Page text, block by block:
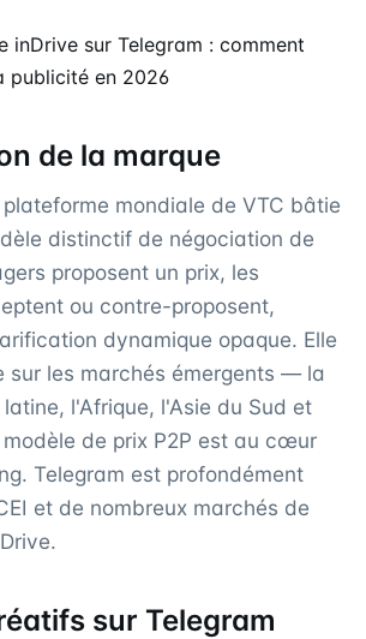
inDrive sur Telegram : comment
publicité en 2026
de la marque
mondiale de VTC bâtie
distinctif de négociation de
proposent un prix, les
ou contre-proposent,
dynamique opaque. Elle
sur les marchés émergents — la
latine, l'Afrique, l'Asie du Sud et
de prix P2P est au cœur
Telegram est profondément
et de nombreux marchés de
sur Telegram